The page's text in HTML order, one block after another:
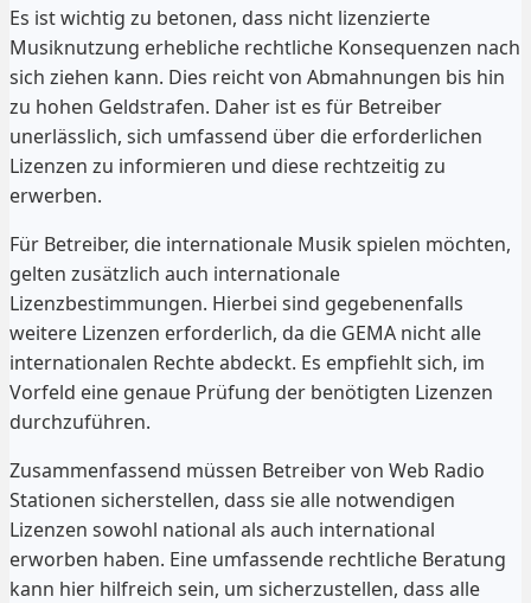
Es ist wichtig zu betonen, dass nicht lizenzierte
Musiknutzung erhebliche rechtliche Konsequenzen nach
sich ziehen kann. Dies reicht von Abmahnungen bis hin
zu hohen Geldstrafen. Daher ist es für Betreiber
unerlässlich, sich umfassend über die erforderlichen
Lizenzen zu informieren und diese rechtzeitig zu
erwerben.
Für Betreiber, die internationale Musik spielen möchten,
gelten zusätzlich auch internationale
Lizenzbestimmungen. Hierbei sind gegebenenfalls
weitere Lizenzen erforderlich, da die GEMA nicht alle
internationalen Rechte abdeckt. Es empfiehlt sich, im
Vorfeld eine genaue Prüfung der benötigten Lizenzen
durchzuführen.
Zusammenfassend müssen Betreiber von Web Radio
Stationen sicherstellen, dass sie alle notwendigen
Lizenzen sowohl national als auch international
erworben haben. Eine umfassende rechtliche Beratung
kann hier hilfreich sein, um sicherzustellen, dass alle